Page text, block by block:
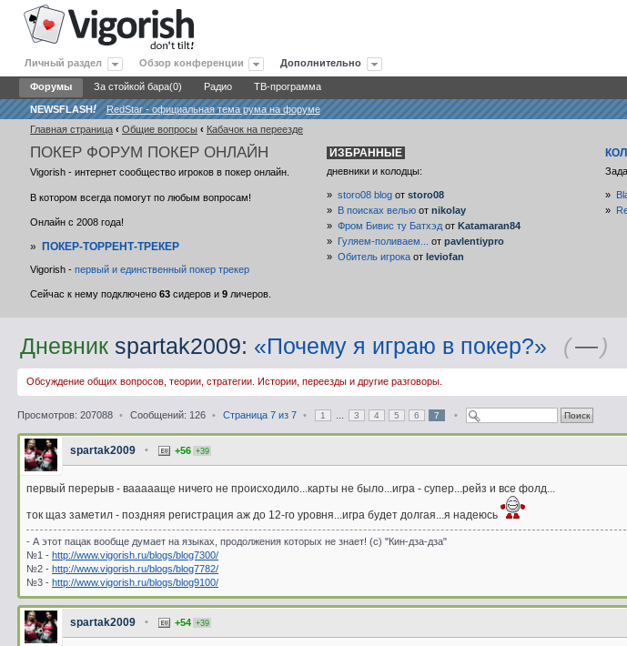
Личный раздел Обзор конференции Дополнительно
Форумы За стойкой бара(0) Радио ТВ-программа
NEWSFLASH!
RedStar - официальная тема рума на форуме
Главная страница ‹ Общие вопросы ‹ Кабачок на переезде
ПОКЕР ФОРУМ ПОКЕР ОНЛАЙН
Vigorish - интернет сообщество игроков в покер онлайн.
В котором всегда помогут по любым вопросам!
Онлайн с 2008 года!
» ПОКЕР-ТОРРЕНТ-ТРЕКЕР
Vigorish - первый и единственный покер трекер
Сейчас к нему подключено 63сидеров и 9личеров.
ИЗБРАННЫЕ
дневники и колодцы:
» storo08 blogот storo08
»
В поисках вельюот nikolay
» Фром Бивис ту Батхэдот Katamaran84
»
Гуляем-поливаем... от pavlentiypro
» Обитель игрокаот leviofan
»
»
Дневник spartak2009: «Почему я играю в покер?» (—)
Обсуждение общих вопросов, теории, стратегии. Истории, переезды и другие разговоры.
Просмотров: 207088 • Сообщений: 126 • Страница 7из 7 • 1 3 4 5 6 7 •
spartak2009 • +56 +39
первый перерыв - ваааааще ничего не происходило...карты не было...игра - супер...рейз и все фолд...
ток щаз заметил - поздняя регистрация аж до 12-го уровня...игра будет долгая...я надеюсь
- А этот пацак вообще думает на языках, продолжения которых не знает! (с) "Кин-дза-дза"
№1 - http://www.vigorish.ru/blogs/blog7300/
№2 - http://www.vigorish.ru/blogs/blog7782/
№3 - http://www.vigorish.ru/blogs/blog9100/
spartak2009 • +54 +39